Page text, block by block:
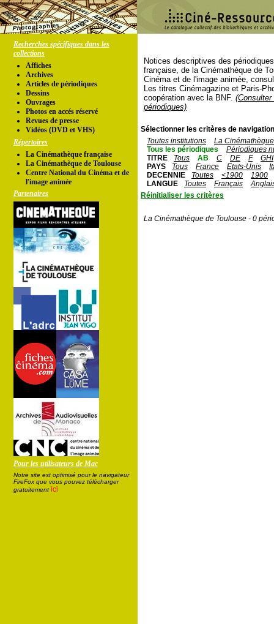
Recherches spécifiques dans les
collections
Affiches
Archives
Articles de périodiques
Dessins
Ouvrages
Photos en accés réservé
Revues de presse
Vidéos (DVD et VHS)
Répertoires
La Cinémathèque française
La Cinémathèque de Toulouse
Centre National du Cinéma et de
l'image animée
Partenaires
Pour les utilisateurs de Mac
Notre site est optimisé pour le navigateur
FireFox que vous pouvez télécharger
gratuitement ici
Notices descriptives des
française, de la Cinémathèque de
Cinéma et de l'image animée,
Les titres Cinémagazine et Paris-
coopération avec la BNF.
périodiques)
Sélectionner les critères de
Toutes institutions
La
Tous les périodiques
Périodiques
TITRE
Tous AB C DE F
GHI
PAYS
Tous France Etats-Unis
DECENNIE
Toutes <1900
1900
LANGUE
Toutes Français
Réinitialiser les critères
La Cinémathèque de Toulouse - 0